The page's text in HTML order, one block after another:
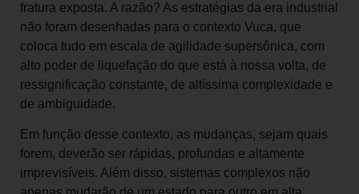
fratura exposta. A razão? As estratégias da era industrial
não foram desenhadas para o contexto Vuca, que
coloca tudo em escala de agilidade supersônica, com
alto poder de liquefação do que está à nossa volta, de
ressignificação constante, de altíssima complexidade e
de ambiguidade.
Em função desse contexto, as mudanças, sejam quais
forem, deverão ser rápidas, profundas e altamente
imprevisíveis. Além disso, sistemas complexos não